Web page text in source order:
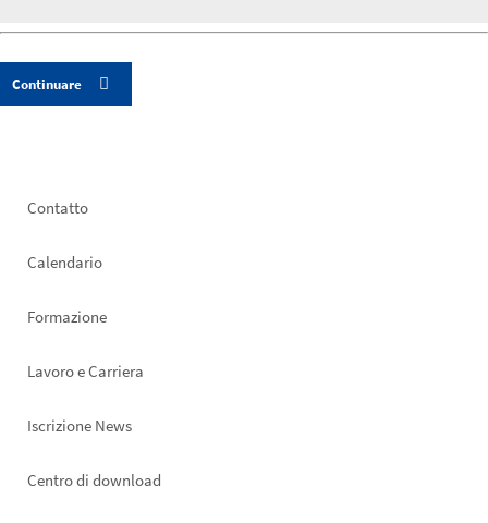
Footer
Contatto
Calendario
Formazione
Lavoro e Carriera
Iscrizione News
Footer
Centro di download